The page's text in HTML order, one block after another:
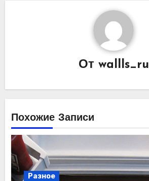
От wallls_ru
Похожие Записи
Разное